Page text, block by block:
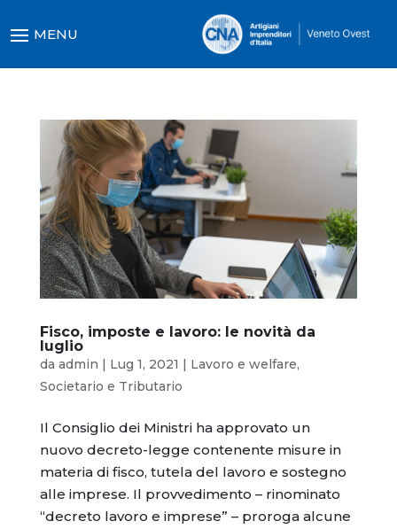
Fisco, imposte e lavoro: le novità da
luglio
da admin | Lug 1, 2021 | Lavoro e welfare,
Societario e Tributario
Il Consiglio dei Ministri ha approvato un
nuovo decreto-legge contenente misure in
materia di fisco, tutela del lavoro e sostegno
alle imprese. Il provvedimento – rinominato
“decreto lavoro e imprese” – proroga alcune